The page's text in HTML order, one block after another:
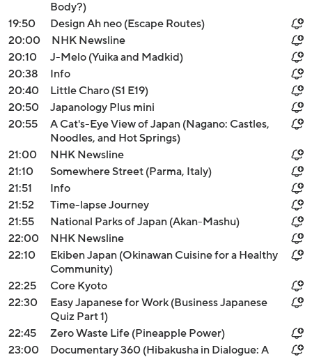
Body?)
19:50
Design Ah neo (Escape Routes)
20:00
NHK Newsline
20:10
J-Melo (Yuika and Madkid)
20:38
Info
20:40
Little Charo (S1 E19)
20:50
Japanology Plus mini
20:55
A Cat's-Eye View of Japan (Nagano: Castles,
Noodles, and Hot Springs)
21:00
NHK Newsline
21:10
Somewhere Street (Parma, Italy)
21:51
Info
21:52
Time-lapse Journey
21:55
National Parks of Japan (Akan-Mashu)
22:00
NHK Newsline
22:10
Ekiben Japan (Okinawan Cuisine for a Healthy
Community)
22:25
Core Kyoto
22:30
Easy Japanese for Work (Business Japanese
Quiz Part 1)
22:45
Zero Waste Life (Pineapple Power)
23:00
Documentary 360 (Hibakusha in Dialogue: A